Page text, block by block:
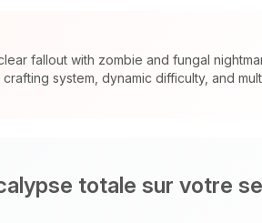
fallout with zombie and fungal
system, dynamic difficulty, and
totale sur votre